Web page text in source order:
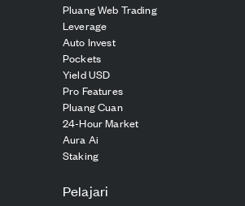
Pluang Web Trading
Leverage
Auto Invest
Pockets
Yield USD
Pro Features
Pluang Cuan
24-Hour Market
Aura Ai
Staking
Pelajari